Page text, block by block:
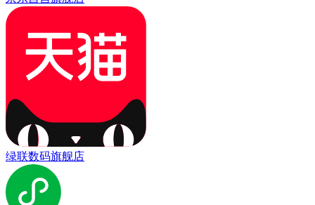
绿联数码旗舰店